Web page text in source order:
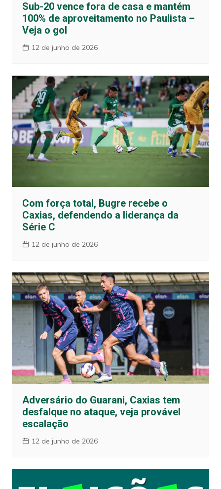
Sub-20 vence fora de casa e mantém
100% de aproveitamento no Paulista –
Veja o gol
12 de junho de 2026
Com força total, Bugre recebe o
Caxias, defendendo a liderança da
Série C
12 de junho de 2026
Adversário do Guarani, Caxias tem
desfalque no ataque, veja provável
escalação
12 de junho de 2026